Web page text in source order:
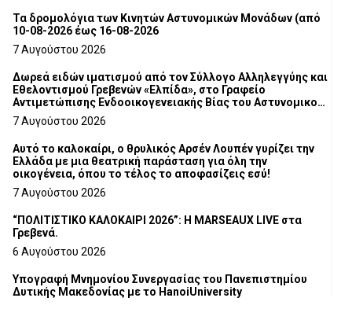
Τα δρομολόγια των Κινητών Αστυνομικών Μονάδων (από
10-08-2026 έως 16-08-2026
7 Αυγούστου 2026
Δωρεά ειδών ιματισμού από τον Σύλλογο Αλληλεγγύης και
Εθελοντισμού Γρεβενών «Ελπίδα», στο Γραφείο
Αντιμετώπισης Ενδοοικογενειακής Βίας του Αστυνομικού
Τμήματος Γρεβενών
7 Αυγούστου 2026
Αυτό το καλοκαίρι, ο θρυλικός Αρσέν Λουπέν γυρίζει την
Ελλάδα με μια θεατρική παράσταση για όλη την
οικογένεια, όπου το τέλος το αποφασίζεις εσύ!
7 Αυγούστου 2026
“ΠΟΛΙΤΙΣΤΙΚΟ ΚΑΛΟΚΑΙΡΙ 2026”: Η MARSEAUX LIVE στα
Γρεβενά.
6 Αυγούστου 2026
Υπογραφή Μνημονίου Συνεργασίας του Πανεπιστημίου
Δυτικής Μακεδονίας με το HanoiUniversity